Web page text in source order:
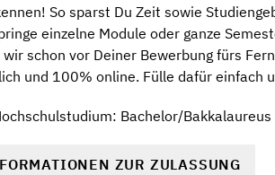
So sparst Du Zeit sowie
einzelne Module oder ganze
wir schon vor Deiner Bewerbung fürs
und 100% online. Fülle dafür einfach
Bachelor/Bakkalaureus
ZUR ZULASSUNG